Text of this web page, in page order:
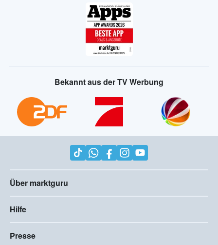
Bekannt aus der TV Werbung
Über marktguru
Hilfe
Presse